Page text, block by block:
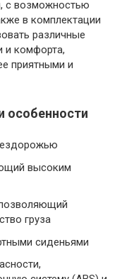
с возможностью
в комплектации
различные
и комфорта,
приятными и
особенности
высоким
груза
сиденьями